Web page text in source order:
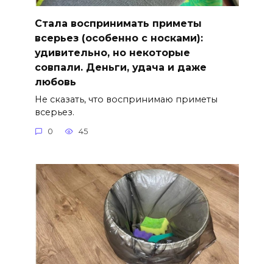
Стала воспринимать приметы
всерьез (особенно с носками):
удивительно, но некоторые
совпали. Деньги, удача и даже
любовь
Не сказать, что воспринимаю приметы
всерьез.
0 45